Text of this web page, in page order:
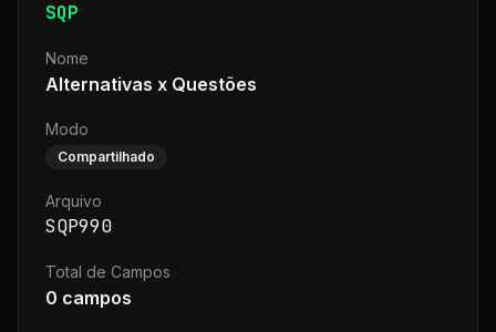
SQP
Nome
Alternativas x Questões
Modo
Compartilhado
Arquivo
SQP990
Total de Campos
0 campos